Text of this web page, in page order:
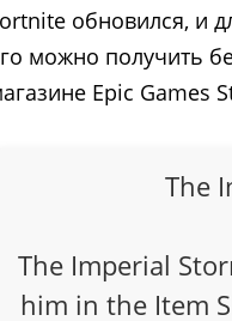
обновился, и
можно получить
Epic Games
The
The Imperial
him in the Item